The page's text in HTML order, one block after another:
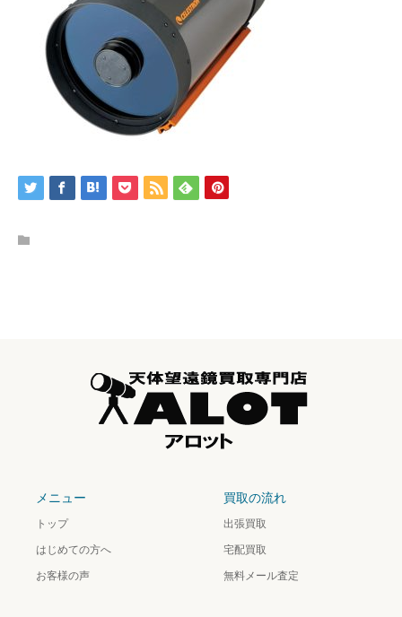
メニュー
トップ
はじめての方へ
お客様の声
買取の流れ
出張買取
宅配買取
無料メール査定